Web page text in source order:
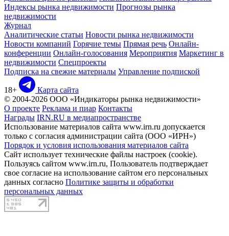
Индексы рынка недвижимости Прогнозы рынка
недвижимости
Журнал
Аналитические статьи Новости рынка недвижимости
Новости компаний Горячие темы Прямая речь Онлайн-
конференции Онлайн-голосования Мероприятия Маркетинг в
недвижимости Спецпроекты
Подписка на свежие материалы Управление подпиской
18+
Карта сайта
© 2004-2026 ООО «Индикаторы рынка недвижимости»
О проекте Реклама и пиар Контакты
Награды IRN.RU в медиапространстве
Использование материалов сайта www.irn.ru допускается
только с согласия администрации сайта (ООО «ИРН»)
Порядок и условия использования материалов сайта
Сайт использует технические файлы настроек (cookie).
Пользуясь сайтом www.irn.ru, Пользователь подтверждает
свое согласие на использование сайтом его персональных
данных согласно Политике защиты и обработки
персональных данных